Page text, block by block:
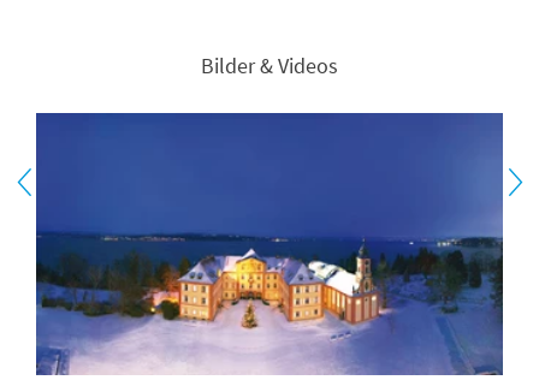
Bilder & Videos